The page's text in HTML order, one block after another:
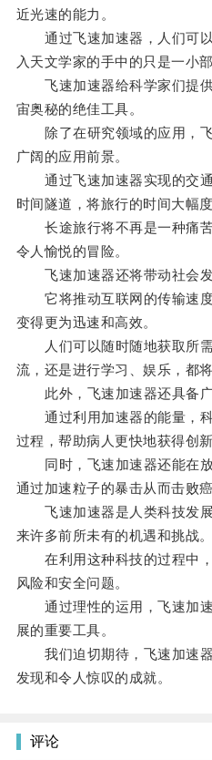
近光速的能力。
通过飞速加速器，人们可以
入天文学家的手中的只是一小
飞速加速器给科学家们提供
宙奥秘的绝佳工具。
除了在研究领域的应用，飞
广阔的应用前景。
通过飞速加速器实现的交通
时间隧道，将旅行的时间大幅度
长途旅行将不再是一种痛苦
令人愉悦的冒险。
飞速加速器还将带动社会发
它将推动互联网的传输速度
变得更为迅速和高效。
人们可以随时随地获取所需
流，还是进行学习、娱乐，都
此外，飞速加速器还具备广
通过利用加速器的能量，科
过程，帮助病人更快地获得创
同时，飞速加速器还能在放
通过加速粒子的暴击从而击败癌
飞速加速器是人类科技发展
来许多前所未有的机遇和挑战。
在利用这种科技的过程中，
风险和安全问题。
通过理性的运用，飞速加速
展的重要工具。
我们迫切期待，飞速加速器
发现和令人惊叹的成就。
评论